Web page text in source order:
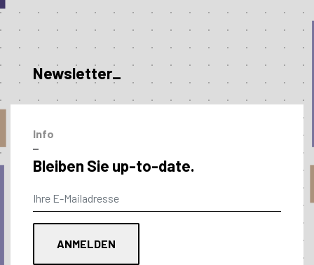
Newsletter_
Info
–
Bleiben Sie up-to-date.